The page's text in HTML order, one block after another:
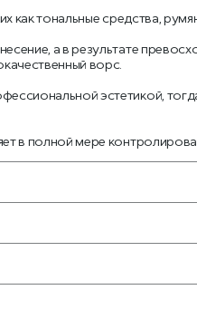
как тональные средства,
а в результате
ворс.
эстетикой,
в полной мере